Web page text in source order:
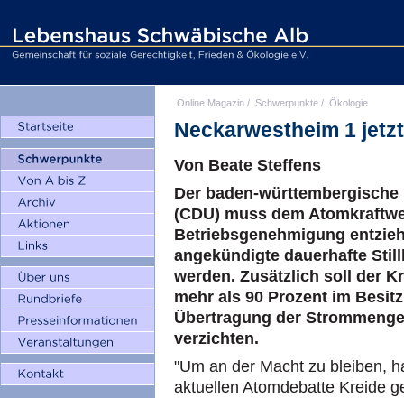
Online Magazin / Schwerpunkte / Ökologie
Neckarwestheim 1
Von Beate Steffens
Der baden-
(CDU) muss dem
Betriebsgenehmigung
angekündigte dauerhafte
werden. Zusätzlich soll der
mehr als 90 Prozent im
Übertragung der
verzichten.
"Um an der Macht zu bleiben,
aktuellen Atomdebatte Kreide